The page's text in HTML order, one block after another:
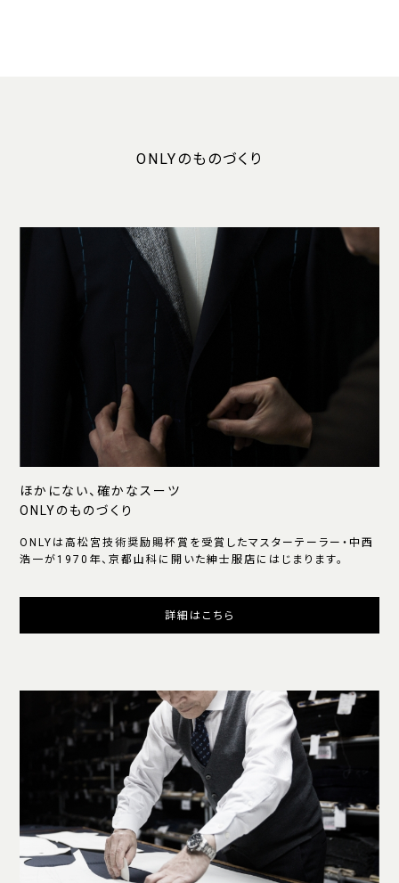
ONLYのものづくり
ほかにない、確かなスーツ
ONLYのものづくり
ONLYは高松宮技術奨励賜杯賞を受賞したマスターテーラー・中西
浩一が1970年、京都山科に開いた紳士服店にはじまります。
詳細はこちら